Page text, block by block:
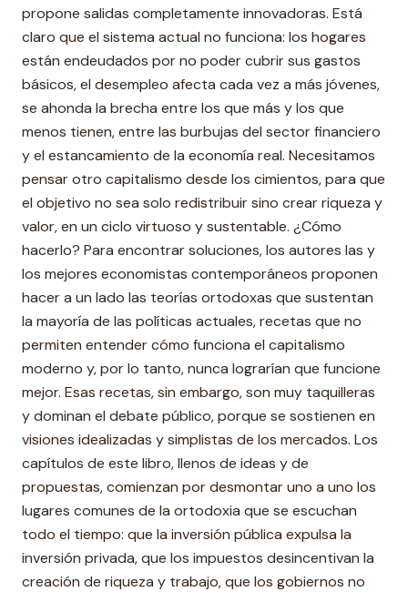
propone salidas completamente innovadoras. Está
claro que el sistema actual no funciona: los hogares
están endeudados por no poder cubrir sus gastos
básicos, el desempleo afecta cada vez a más jóvenes,
se ahonda la brecha entre los que más y los que
menos tienen, entre las burbujas del sector financiero
y el estancamiento de la economía real. Necesitamos
pensar otro capitalismo desde los cimientos, para que
el objetivo no sea solo redistribuir sino crear riqueza y
valor, en un ciclo virtuoso y sustentable. ¿Cómo
hacerlo? Para encontrar soluciones, los autores las y
los mejores economistas contemporáneos proponen
hacer a un lado las teorías ortodoxas que sustentan
la mayoría de las políticas actuales, recetas que no
permiten entender cómo funciona el capitalismo
moderno y, por lo tanto, nunca lograrían que funcione
mejor. Esas recetas, sin embargo, son muy taquilleras
y dominan el debate público, porque se sostienen en
visiones idealizadas y simplistas de los mercados. Los
capítulos de este libro, llenos de ideas y de
propuestas, comienzan por desmontar uno a uno los
lugares comunes de la ortodoxia que se escuchan
todo el tiempo: que la inversión pública expulsa la
inversión privada, que los impuestos desincentivan la
creación de riqueza y trabajo, que los gobiernos no